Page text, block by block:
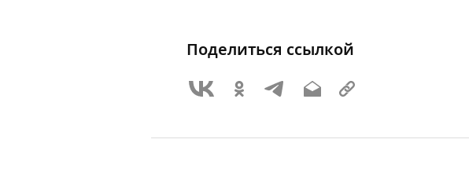
Поделиться ссылкой